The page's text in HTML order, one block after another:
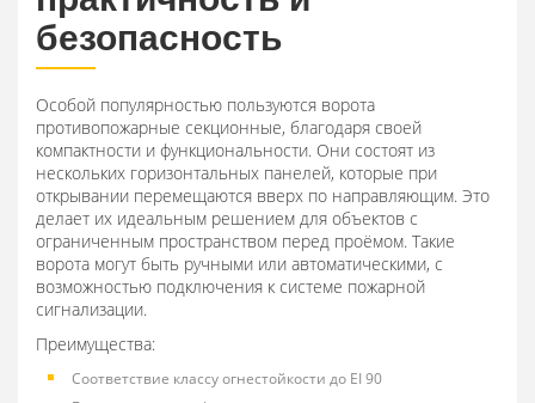
безопасность
Особой популярностью пользуются ворота
противопожарные секционные, благодаря своей
компактности и функциональности. Они состоят из
нескольких горизонтальных панелей, которые при
открывании перемещаются вверх по направляющим. Это
делает их идеальным решением для объектов с
ограниченным пространством перед проёмом. Такие
ворота могут быть ручными или автоматическими, с
возможностью подключения к системе пожарной
сигнализации.
Преимущества:
Соответствие классу огнестойкости до EI 90